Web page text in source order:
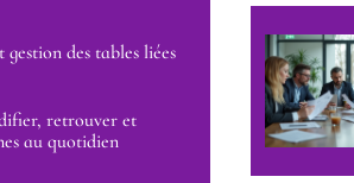
des tables liées
retrouver et
au quotidien